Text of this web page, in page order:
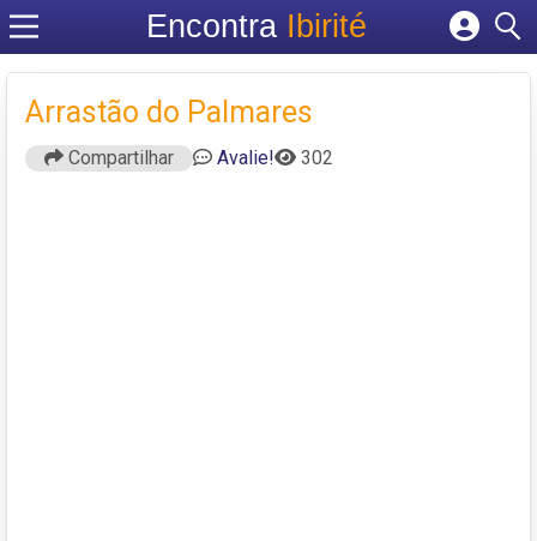
Encontra Ibirité
Cadastrar empresa
Criar conta
Arrastão do Palmares
Compartilhar Avalie! 302